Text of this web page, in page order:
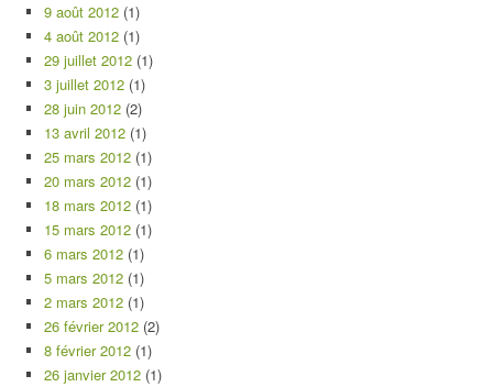
9 août 2012 (1)
4 août 2012 (1)
29 juillet 2012 (1)
3 juillet 2012 (1)
28 juin 2012 (2)
13 avril 2012 (1)
25 mars 2012 (1)
20 mars 2012 (1)
18 mars 2012 (1)
15 mars 2012 (1)
6 mars 2012 (1)
5 mars 2012 (1)
2 mars 2012 (1)
26 février 2012 (2)
8 février 2012 (1)
26 janvier 2012 (1)